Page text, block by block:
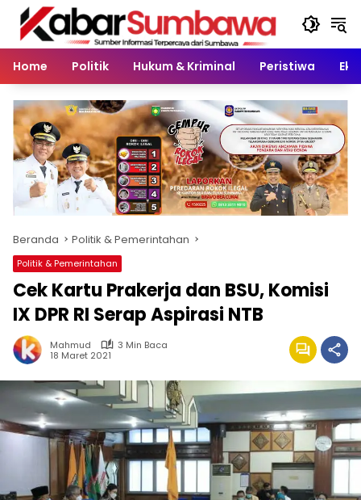
Langsung
konten
Home
Politik Hukum & Kriminal Peristiwa
Beranda Politik & Pemerintahan
Politik & Pemerintahan
Cek Kartu Prakerja dan BSU, Komisi
IX DPR RI Serap Aspirasi NTB
Mahmud
3 Min Baca
18 Maret 2021